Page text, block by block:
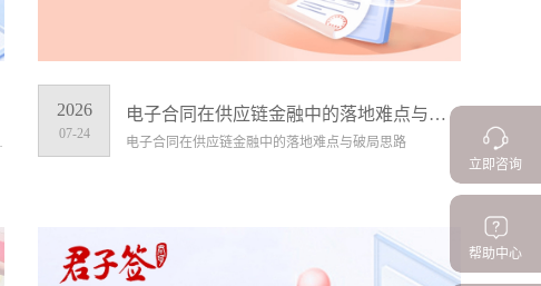
2026
07-24
电子合同在供应链金融中的落地难点与破局思路
电子合同在供应链金融中的落地难点与破局思路
立即咨询
帮助中心